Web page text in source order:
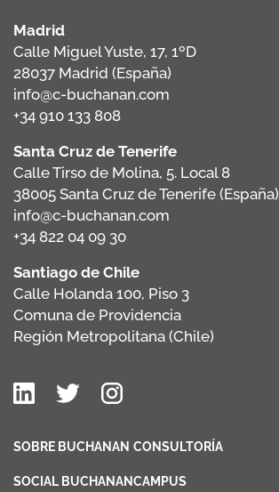
Madrid
Calle Miguel Yuste, 17, 1ºD
28037 Madrid (España)
info@c-buchanan.com
+34 910 133 808
Santa Cruz de Tenerife
Calle Tirso de Molina, 5. Local 8
38005 Santa Cruz de Tenerife (España)
info@c-buchanan.com
+34 822 04 09 30
Santiago de Chile
Calle Holanda 100, Piso 3
Comuna de Providencia
Región Metropolitana (Chile)
SOBRE BUCHANAN
SOCIAL BUCHANAN
CONSULTORÍA
CAMPUS